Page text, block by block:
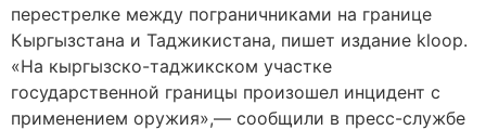
перестрелке между пограничниками на границе
Кыргызстана и Таджикистана, пишет издание kloop.
«На кыргызско-таджикском участке
государственной границы произошел инцидент с
применением оружия»,— сообщили в пресс-службе